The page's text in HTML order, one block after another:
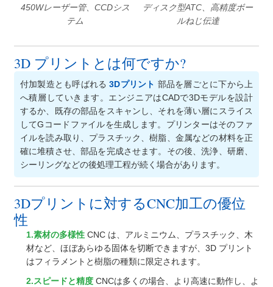
450Wレーザー管、CCDシス
テム
ディスク型ATC、高精度ボー
ルねじ伝達
3D プリントとは何ですか?
付加製造とも呼ばれる3Dプリント 部品を層ごとに下から上
へ積層していきます。エンジニアはCADで3Dモデルを設計
するか、既存の部品をスキャンし、それを薄い層にスライス
してGコードファイルを生成します。プリンターはそのファ
イルを読み取り、プラスチック、樹脂、金属などの材料を正
確に堆積させ、部品を完成させます。その後、洗浄、研磨、
シーリングなどの後処理工程が続く場合があります。
3Dプリントに対するCNC加工の優位
性
1.素材の多様性CNC は、アルミニウム、プラスチック、木
材など、ほぼあらゆる固体を切断できますが、3D プリント
はフィラメントと樹脂の種類に限定されます。
2.スピードと精度CNCは多くの場合、より高速に動作し、よ